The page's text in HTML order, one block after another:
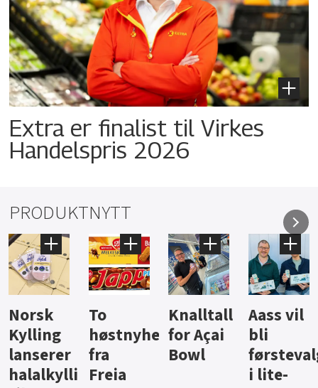
Extra er finalist til Virkes
Handelspris 2026
PRODUKTNYTT
Knalltall
for Açai
Bowl
Aass vil
bli
førstevalg
i lite-
Brus og
jus fra
Berentsen
Hard
iste fra
Hansa